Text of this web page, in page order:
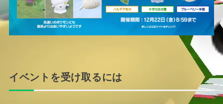
イベントを受け取るには